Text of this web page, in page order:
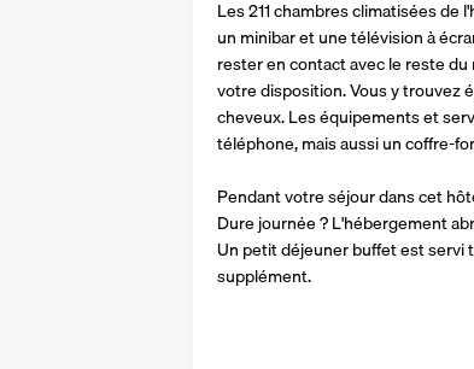
Les 211 chambres climatisées
un minibar et une télévision à
rester en contact avec le reste
votre disposition. Vous y trouvez
cheveux. Les équipements et
téléphone, mais aussi un coffre-
Pendant votre séjour dans cet
Dure journée ? L'hébergement
Un petit déjeuner buffet est servi
supplément.